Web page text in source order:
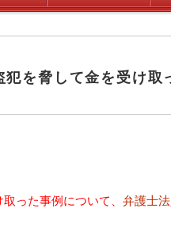
犯を脅して金を受け
った事例について、 弁護士